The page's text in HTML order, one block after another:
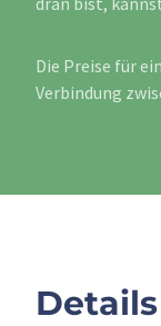
Die Preise für
Verbindung